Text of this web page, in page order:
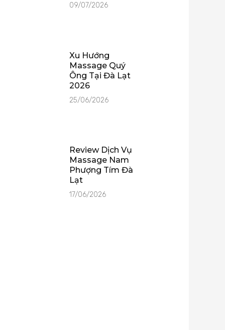
09/07/2026
Xu Hướng
Massage Quý
Ông Tại Đà Lạt
2026
25/06/2026
Review Dịch Vụ
Massage Nam
Phượng Tím Đà
Lạt
17/06/2026